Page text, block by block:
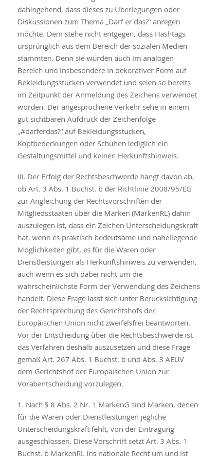
dahingehend, dass dieses zu Überlegungen oder
Diskussionen zum Thema „Darf er das?“ anregen
möchte. Dem stehe nicht entgegen, dass Hashtags
ursprünglich aus dem Bereich der sozialen Medien
stammten. Denn sie würden auch im analogen
Bereich und insbesondere in dekorativer Form auf
Bekleidungsstücken verwendet und seien so bereits
im Zeitpunkt der Anmeldung des Zeichens verwendet
worden. Der angesprochene Verkehr sehe in einem
gut sichtbaren Aufdruck der Zeichenfolge
„#darferdas?“ auf Bekleidungsstücken,
Kopfbedeckungen oder Schuhen lediglich ein
Gestaltungsmittel und keinen Herkunftshinweis.
III. Der Erfolg der Rechtsbeschwerde hängt davon ab,
ob Art. 3 Abs. 1 Buchst. b der Richtlinie 2008/95/EG
zur Angleichung der Rechtsvorschriften der
Mitgliedsstaaten über die Marken (MarkenRL) dahin
auszulegen ist, dass ein Zeichen Unterscheidungskraft
hat, wenn es praktisch bedeutsame und naheliegende
Möglichkeiten gibt, es für die Waren oder
Dienstleistungen als Herkunftshinweis zu verwenden,
auch wenn es sich dabei nicht um die
wahrscheinlichste Form der Verwendung des Zeichens
handelt. Diese Frage lässt sich unter Berücksichtigung
der Rechtsprechung des Gerichtshofs der
Europäischen Union nicht zweifelsfrei beantworten.
Vor der Entscheidung über die Rechtsbeschwerde ist
das Verfahren deshalb auszusetzen und diese Frage
gemäß Art. 267 Abs. 1 Buchst. b und Abs. 3 AEUV
dem Gerichtshof der Europäischen Union zur
Vorabentscheidung vorzulegen.
1. Nach § 8 Abs. 2 Nr. 1 MarkenG sind Marken, denen
für die Waren oder Dienstleistungen jegliche
Unterscheidungskraft fehlt, von der Eintragung
ausgeschlossen. Diese Vorschrift setzt Art. 3 Abs. 1
Buchst. b MarkenRL ins nationale Recht um und ist